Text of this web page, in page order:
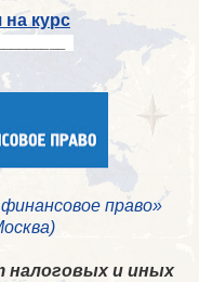
на курс
право»
налоговых и иных